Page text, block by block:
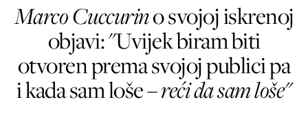
Marco Cuccurino svojoj iskrenoj
objavi: "Uvijek biram biti
otvoren prema svojoj publici pa
i kada sam loše –reći da sam loše"